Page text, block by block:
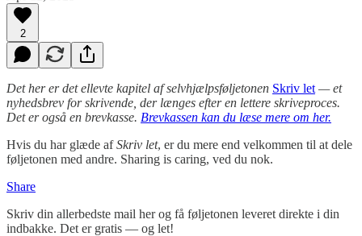
2
Det her er det ellevte kapitel af selvhjælpsføljetonen Skriv let — et
nyhedsbrev for skrivende, der længes efter en lettere skriveproces.
Det er også en brevkasse. Brevkassen kan du læse mere om her.
Hvis du har glæde afSkriv let, er du mere end velkommen til at dele
føljetonen med andre. Sharing is caring, ved du nok.
Share
Skriv din allerbedste mail her og få føljetonen leveret direkte i din
indbakke. Det er gratis — og let!